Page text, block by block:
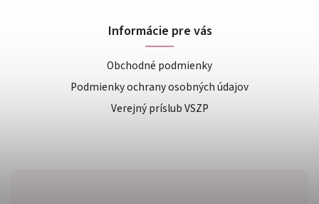
Informácie pre vás
Obchodné podmienky
Podmienky ochrany osobných údajov
Verejný príslub VSZP